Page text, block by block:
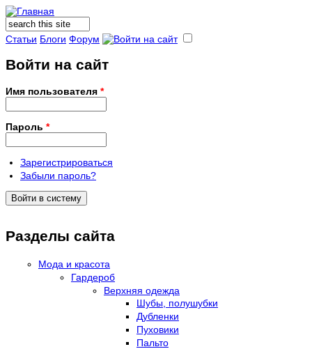
Форма поиска
Поиск
Статьи Блоги Форум
Войти на сайт
Имя пользователя *
Пароль *
Зарегистрироваться
Забыли пароль?
Разделы сайта
Мода и красота
Гардероб
Верхняя одежда
Шубы, полушубки
Дубленки
Пуховики
Пальто